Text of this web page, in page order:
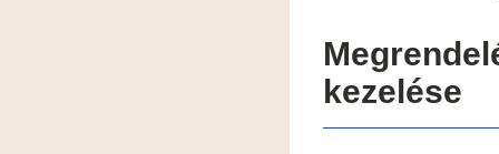
kezelése